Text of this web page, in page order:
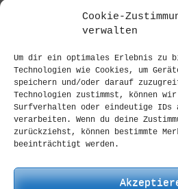
Cookie-
verwalten
Um dir ein optimales Erlebnis zu
Technologien wie Cookies, um
speichern und/oder darauf
Technologien zustimmst, können
Surfverhalten oder eindeutige IDs
verarbeiten. Wenn du deine
zurückziehst, können bestimmte
beeinträchtigt werden.
Payment:
SEPA transfer:
EU
Credit Card:
via
Delivery:
DE:
1-2
World:
7-